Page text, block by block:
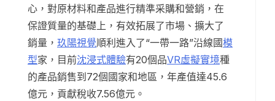
心，對原材料和產品進行精準采購和營銷，在
保證質量的基礎上，有效拓展了市場、擴大了
銷量， 玖陽視覺順利進入了“一帶一路”沿線國模
型家，目前沈浸式體驗有20個品VR虛擬實境種
的產品銷售到72個國家和地區，年產值達45.6
億元，貢獻稅收7.56億元。